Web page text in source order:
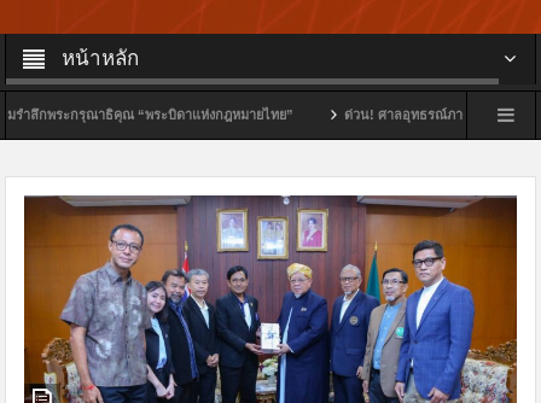
หน้าหลัก
ะกรุณาธิคุณ “พระบิดาแห่งกฎหมายไทย” ด่วน! ศาลอุทธรณ์ภาค 4 สั่งเลือกตั้ง “นาย